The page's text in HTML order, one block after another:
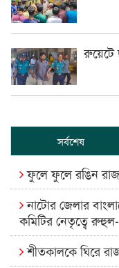
রুয়েটে
সর্বশেষ
ফুলে ফুলে রঙিন
নাটোর জেলার
কমিটির নেতৃত্বে
শীতকালকে ঘিরে